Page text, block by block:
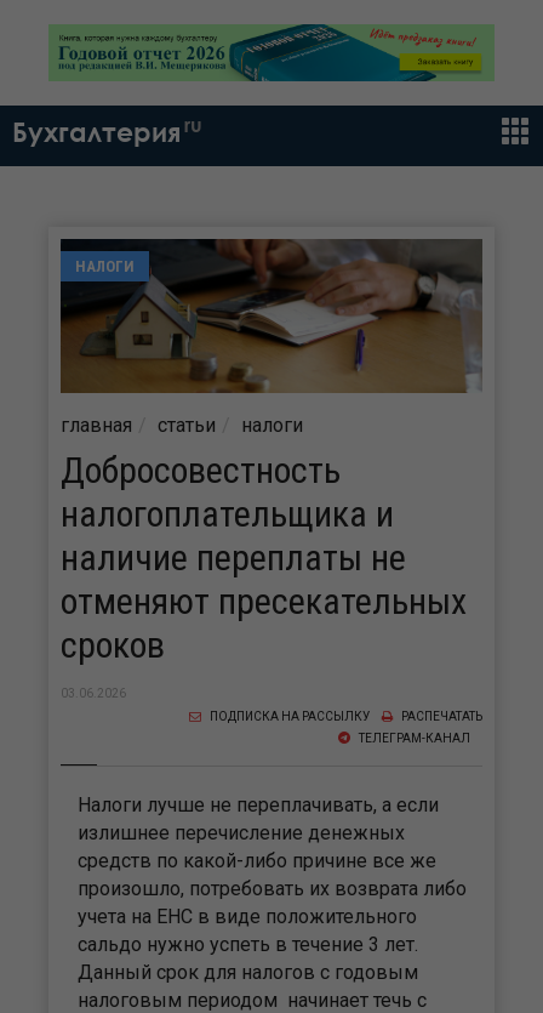
Бухгалтерия ru
НАЛОГИ
главная статьи налоги
Добросовестность
налогоплательщика и
наличие переплаты не
отменяют пресекательных
сроков
03.06.2026
РАСПЕЧАТАТЬ
ПОДПИСКА НА РАССЫЛКУ
ТЕЛЕГРАМ-КАНАЛ
Налоги лучше не переплачивать, а если
излишнее перечисление денежных
средств по какой-либо причине все же
произошло, потребовать их возврата либо
учета на ЕНС в виде положительного
сальдо нужно успеть в течение 3 лет.
Данный срок для налогов с годовым
налоговым периодом начинает течь с